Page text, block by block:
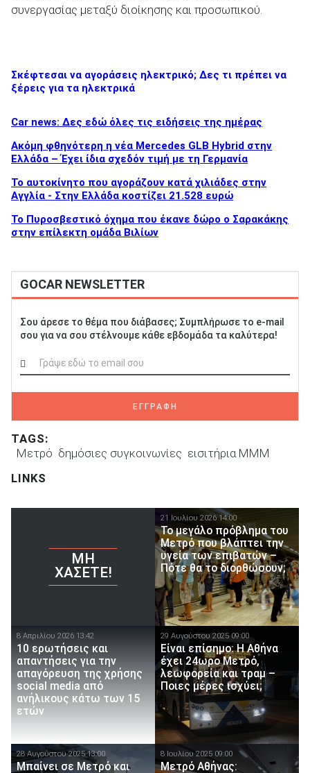
συνεργασίας μεταξύ διοίκησης και προσωπικού.
Σκέφτεσαι να αγοράσεις ηλεκτρικό; Δες τι πρέπει να
ξέρεις για τα ηλεκτρικά
Car news: Δες εδώ όλες τις ειδήσεις της ημέρας
Ακόμη φθηνότερη η νέα Mercedes GLB Hybrid στην
Ελλάδα – Έχει ίδια σχεδόν τιμή με τη Γερμανία
To αυτοκίνητο που αγοράζουν κατά χιλιάδες στην
Αγγλία - Στην Ελλάδα κοστίζει 21.528 ευρώ
Το Πυροσβεστικό όχημα που έκανε δώρο ο Σαρακάκης
στην επίλεκτη ομάδα Βιλίων
GOCAR NEWSLETTER
Σου άρεσε το θέμα που διάβασες; Συμπλήρωσε το e-mail
σου για να σου στέλνουμε κάθε εβδομάδα τα καλύτερα!
ΕΓΓΡΑΦΗ
TAGS:
Μετρό δημόσιες συγκοινωνίες εισιτήρια ΜΜΜ
LINKS
ΜΗ
ΧΆΣΕΤΕ!
21 Ιουλίου 2026 14:00
Το μεγάλο πρόβλημα του
Μετρό που βλάπτει την
υγεία των επιβατών –
Πότε θα το διορθώσουν;
8 Απριλίου 2026 13:42
10 ερωτήσεις και
απαντήσεις για την
απαγόρευση της χρήσης
social media από
ανήλικους κάτω των 15
ετών
29 Αυγούστου 2025 09:00
Είναι επίσημο: Η Αθήνα
έχει 24ωρο Μετρό,
λεωφορεία και τραμ –
Ποιες μέρες ισχύει;
28 Αυγούστου 2025 13:00
Μπαίνει σε Μετρό και
8 Ιουλίου 2025 09:00
Μετρό Αθήνας: